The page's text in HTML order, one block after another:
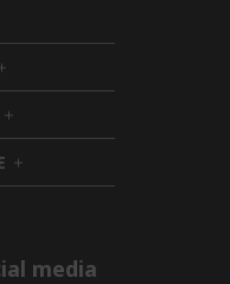
h
h
i
d
d
h
i
e media